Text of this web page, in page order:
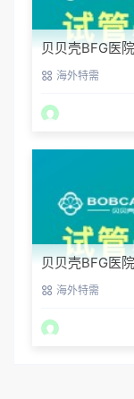
贝贝壳BFG医
海外特需
贝贝壳BFG医
护航海外特需